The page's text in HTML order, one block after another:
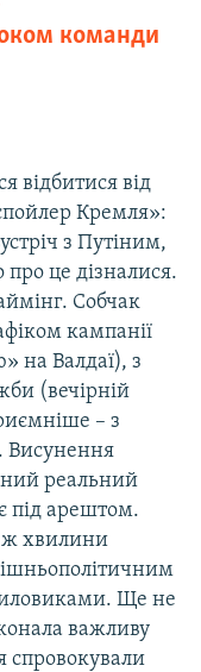
команди
відбитися від
Кремля»:
з Путіним,
це дізналися.
Собчак
кампанії
на Валдаї), з
(вечірній
– з
Висунення
реальний
під арештом.
ж хвилини
Ще не
важливу
спровокували